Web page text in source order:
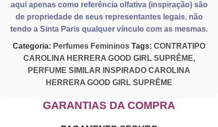
aqui apenas como referência olfativa(inspiração) são
de propriedade de seus representantes legais, não
tendo a Sinta Paris qualquer vínculo com as mesmas.
Categoria: Perfumes Femininos Tags: CONTRATIPO
CAROLINA HERRERA GOOD GIRL SUPRÊME,
PERFUME SIMILAR INSPIRADO CAROLINA
HERRERA GOOD GIRL SUPRÊME
GARANTIAS DA COMPRA